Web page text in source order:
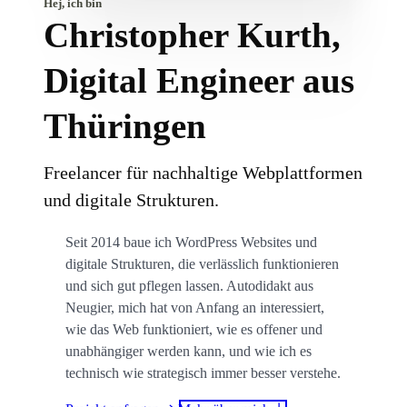
Hej, ich bin
Christopher Kurth,
Digital Engineer aus
Thüringen
Freelancer für nachhaltige Webplattformen
und digitale Strukturen.
Seit 2014 baue ich WordPress Websites und
digitale Strukturen, die verlässlich funktionieren
und sich gut pflegen lassen. Autodidakt aus
Neugier, mich hat von Anfang an interessiert,
wie das Web funktioniert, wie es offener und
unabhängiger werden kann, und wie ich es
technisch wie strategisch immer besser verstehe.